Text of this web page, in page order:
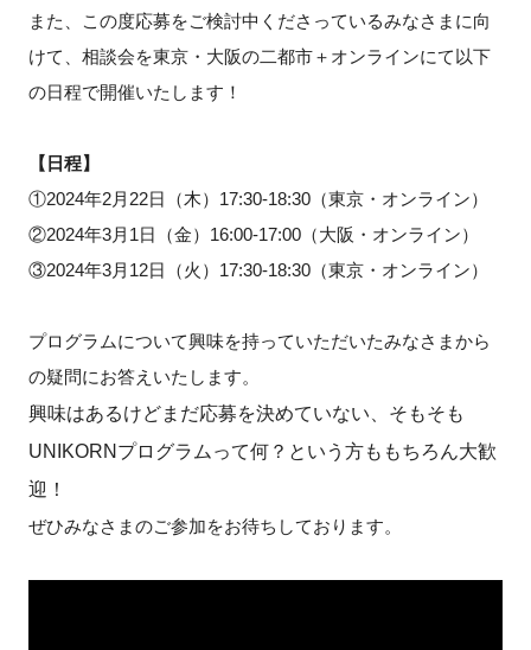
閉じる
また、この度応募をご検討中くださっているみなさまに向
けて、相談会を東京・大阪の二都市＋オンラインにて以下
の日程で開催いたします！
【日程】
①2024年2月22日（木）17:30-18:30（東京・オンライン）
②2024年3月1日（金）16:00-17:00（大阪・オンライン）
③2024年3月12日（火）17:30-18:30（東京・オンライン）
プログラムについて興味を持っていただいたみなさまから
の疑問にお答えいたします。
興味はあるけどまだ応募を決めていない、そもそも
UNIKORNプログラムって何？という方ももちろん大歓
迎！
ぜひみなさまのご参加をお待ちしております。